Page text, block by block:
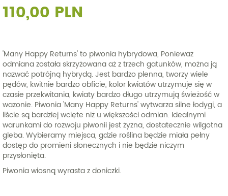
110,00 PLN
'Many Happy Returns' to piwonia hybrydowa, Ponieważ
odmiana została skrzyżowana aż z trzech gatunków, można ją
nazwać potrójną hybrydą. Jest bardzo plenna, tworzy wiele
pędów, kwitnie bardzo obficie, kolor kwiatów utrzymuje się w
czasie przekwitania, kwiaty bardzo długo utrzymują świeżość w
wazonie. Piwonia 'Many Happy Returns' wytwarza silne łodygi, a
liście są bardziej wcięte niż u większości odmian. Idealnymi
warunkami do rozwoju piwonii jest żyzna, dostatecznie wilgotna
gleba. Wybieramy miejsca, gdzie roślina będzie miała pełny
dostęp do promieni słonecznych i nie będzie niczym
przysłonięta.
Piwonia wiosną wyrasta z doniczki.